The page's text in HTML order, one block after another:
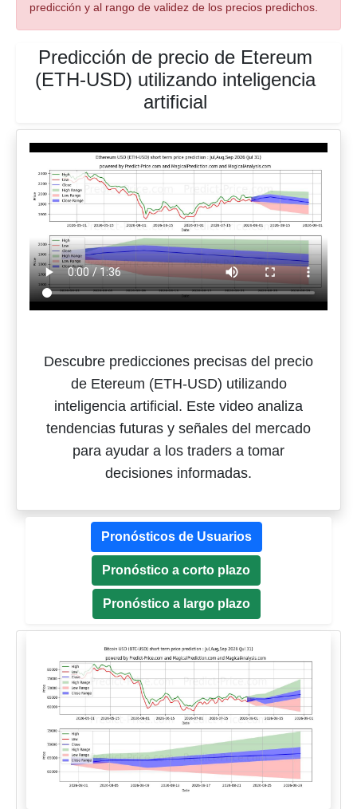
predicción y al rango de validez de los precios predichos.
Predicción de precio de Etereum
(ETH-USD) utilizando inteligencia
artificial
Descubre predicciones precisas del precio
de Etereum (ETH-USD) utilizando
inteligencia artificial. Este video analiza
tendencias futuras y señales del mercado
para ayudar a los traders a tomar
decisiones informadas.
Pronósticos de Usuarios
Pronóstico a corto plazo
Pronóstico a largo plazo